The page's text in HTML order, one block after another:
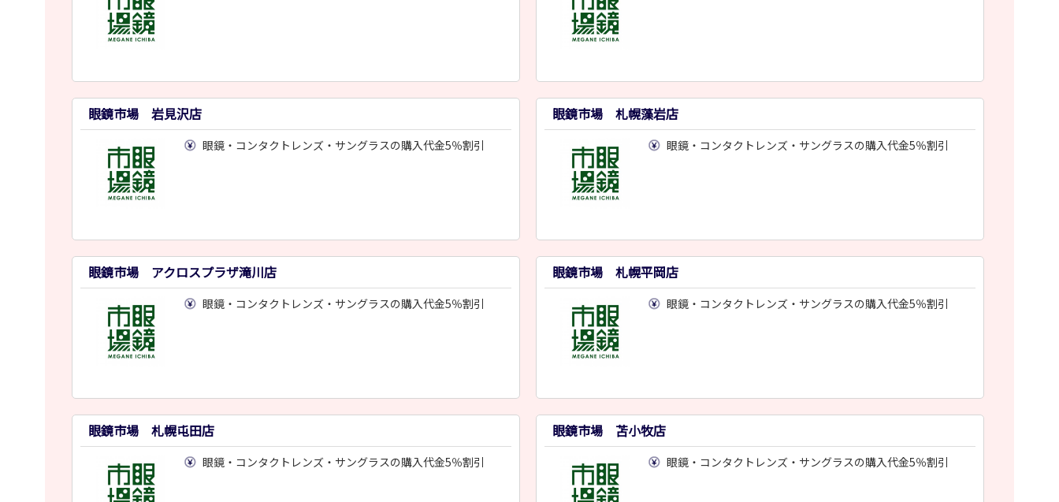
眼鏡市場 岩見沢店
眼鏡・コンタクトレンズ・サングラスの購入代金5％割引
眼鏡市場 札幌藻岩店
眼鏡・コンタクトレンズ・サングラスの購入代金5％割引
眼鏡市場 アクロスプラザ滝川店
眼鏡・コンタクトレンズ・サングラスの購入代金5％割引
眼鏡市場 札幌平岡店
眼鏡・コンタクトレンズ・サングラスの購入代金5％割引
眼鏡市場 札幌屯田店
眼鏡・コンタクトレンズ・サングラスの購入代金5％割引
眼鏡市場 苫小牧店
眼鏡・コンタクトレンズ・サングラスの購入代金5％割引